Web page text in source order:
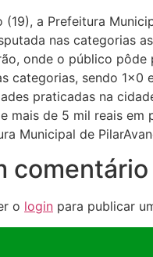
(19), a Prefeitura
nas categorias
onde o público
categorias, sendo
praticadas na
mais de 5 mil reais
Municipal de
comentário
o login para publicar